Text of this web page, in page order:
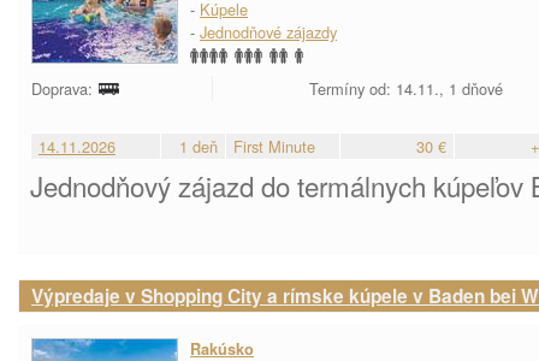
- Kúpele
- Jednodňové zájazdy
Doprava: Termíny od: 14.11., 1 dňové
14.11.2026 1 deň First Minute 30 €
Jednodňový zájazd do termálnych kúpeľov
Výpredaje v Shopping City a rímske kúpele v Baden bei
Rakúsko